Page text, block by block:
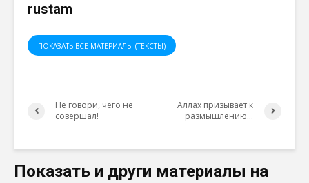
rustam
ПОКАЗАТЬ ВСЕ МАТЕРИАЛЫ (ТЕКСТЫ)
Не говори, чего не
совершал!
Аллах призывает к
размышлению…
Показать и други материалы на